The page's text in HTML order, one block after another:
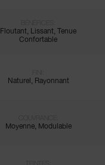
Floutant, Lissant, Tenue
Confortable
Naturel, Rayonnant
Moyenne, Modulable